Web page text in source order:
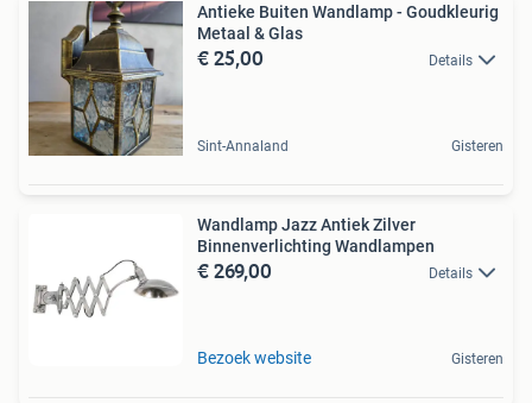
Antieke Buiten Wandlamp - Goudkleurig
Metaal & Glas
€ 25,00 Details
Sint-Annaland Gisteren
Wandlamp Jazz Antiek Zilver
Binnenverlichting Wandlampen
€ 269,00 Details
Bezoek website Gisteren